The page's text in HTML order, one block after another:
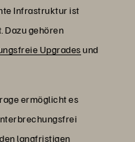
Infrastruktur ist
Dazu gehören
Upgradesund
ermöglicht es
langfristigen